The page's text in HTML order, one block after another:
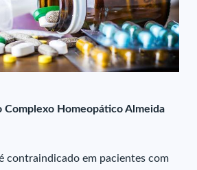
Complexo Homeopático Almeida
contraindicado em pacientes com